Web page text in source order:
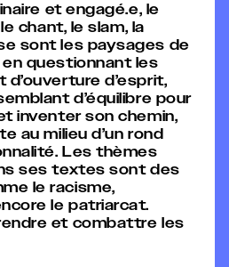
et engagé.e, le
chant, le slam, la
sont les paysages de
en questionnant les
d’ouverture d’esprit,
d’équilibre pour
inventer son chemin,
au milieu d’un rond
Les thèmes
ses textes sont des
le racisme,
le patriarcat.
et combattre les